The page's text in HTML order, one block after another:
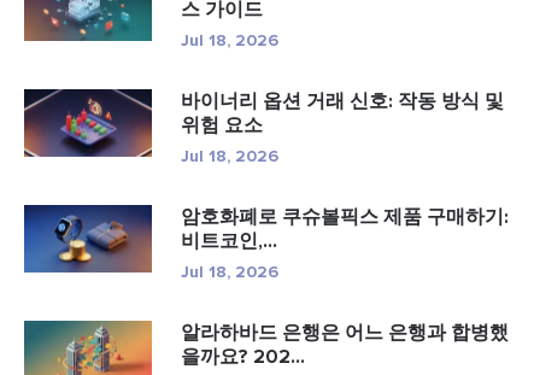
스 가이드
Jul 18, 2026
바이너리 옵션 거래 신호: 작동 방식 및
위험 요소
Jul 18, 2026
암호화폐로 쿠슈볼픽스 제품 구매하기:
비트코인,...
Jul 18, 2026
알라하바드 은행은 어느 은행과 합병했
을까요? 202...